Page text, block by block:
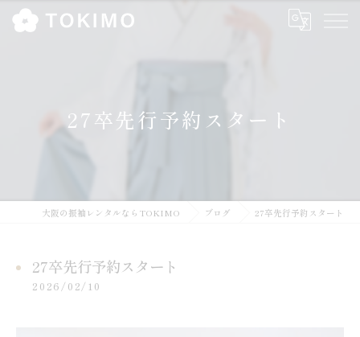
27卒先行予約スタート
大阪の振袖レンタルならTOKIMO ブログ 27卒先行予約スタート
27卒先行予約スタート
2026/02/10